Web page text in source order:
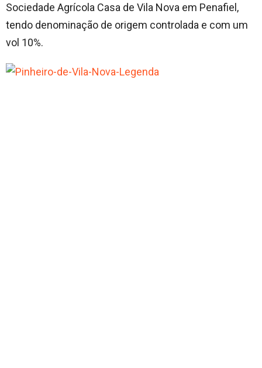
Sociedade Agrícola Casa de Vila Nova em Penafiel,
tendo denominação de origem controlada e com um
vol 10%.